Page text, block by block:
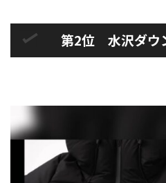
第2位 水沢ダウ